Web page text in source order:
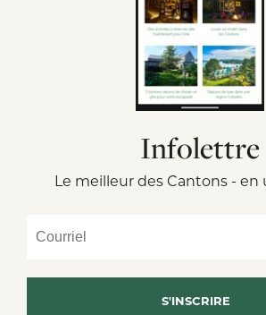
Infolettre
Le meilleur des Cantons - en